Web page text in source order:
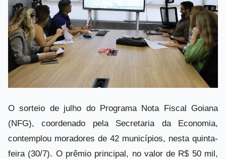
O sorteio de julho do Programa Nota Fiscal Goiana
(NFG), coordenado pela Secretaria da Economia,
contemplou moradores de 42 municípios, nesta quinta-
feira (30/7). O prêmio principal, no valor de R$ 50 mil,